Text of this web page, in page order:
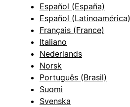
Español (España)
Español (Latinoamérica)
Français (France)
Italiano
Nederlands
Norsk
Português (Brasil)
Suomi
Svenska